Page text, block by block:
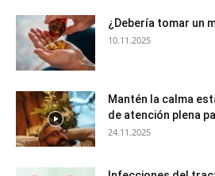
¿Debería tomar un
10.11.2025
Mantén la calma
de atención plena
24.11.2025